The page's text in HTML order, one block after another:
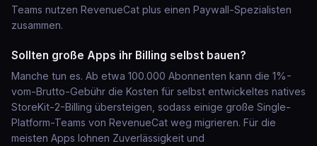
Teams nutzen RevenueCat plus einen Paywall-Spezialisten
zusammen.
Sollten große Apps ihr Billing selbst bauen?
Manche tun es. Ab etwa 100.000 Abonnenten kann die 1%-
vom-Brutto-Gebühr die Kosten für selbst entwickeltes natives
StoreKit-2-Billing übersteigen, sodass einige große Single-
Platform-Teams von RevenueCat weg migrieren. Für die
meisten Apps lohnen Zuverlässigkeit und